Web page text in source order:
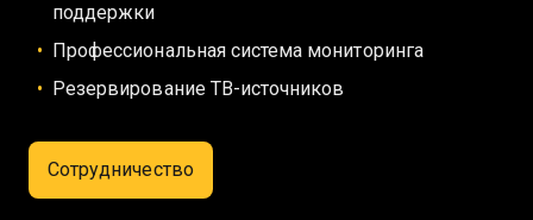
поддержки
Профессиональная система мониторинга
Резервирование ТВ-источников
Сотрудничество